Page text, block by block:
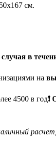
см.
в
на
4500 в год❗